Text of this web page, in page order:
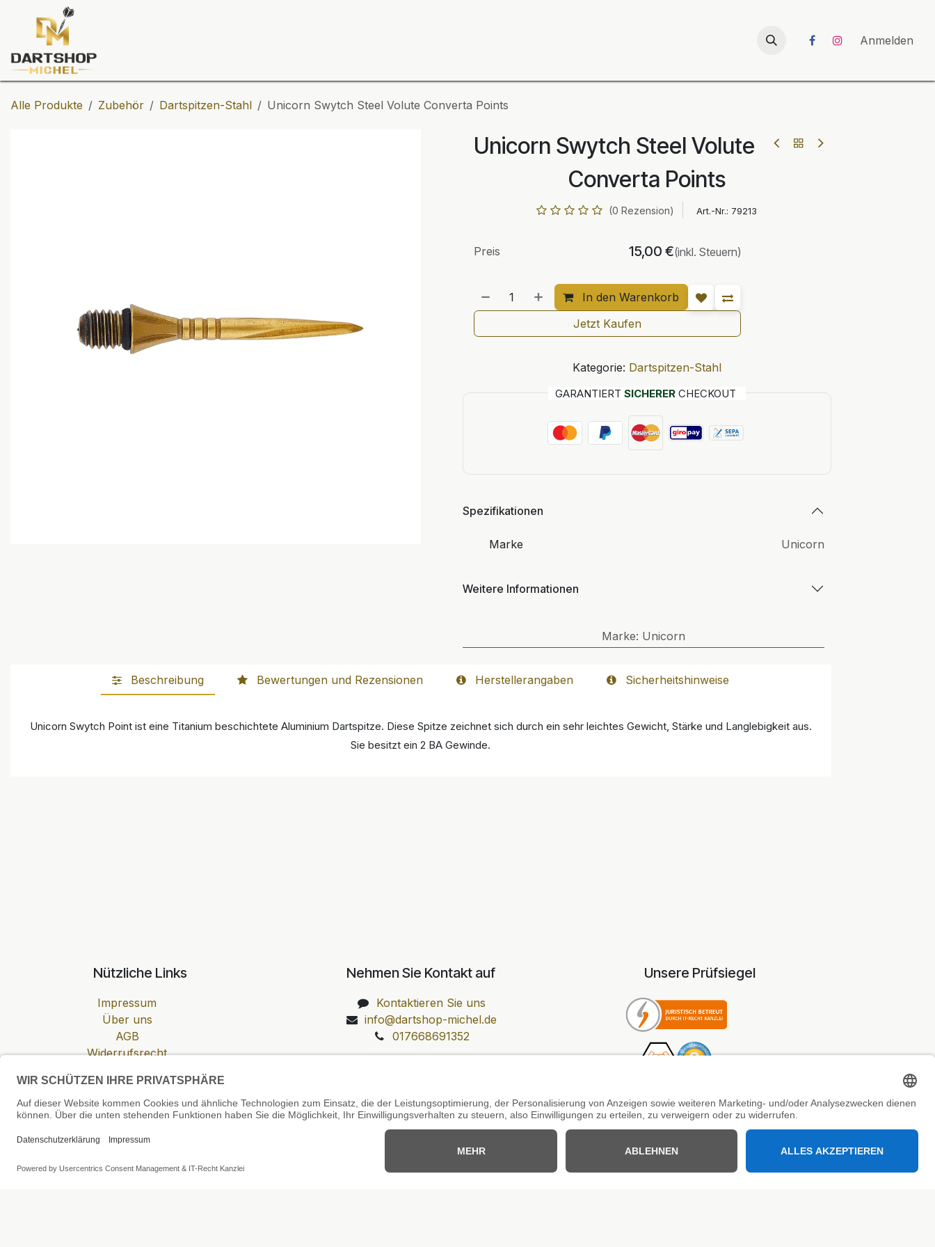
Zum Inhalt springen
UNICORN-Launch 2026 Anmelden
Alle Produkte Zubehör Dartspitzen-Stahl Unicorn Swytch Steel Volute Converta Points
Unicorn Swytch Steel Volute
Converta Points
(0 Rezension) Art.-Nr.: 79213
In den Warenkorb
Preis 15,00 €(inkl. Steuern)
Jetzt Kaufen
Kategorie: Dartspitzen-Stahl
GARANTIERT SICHERERCHECKOUT
Spezifikationen
Marke Unicorn
Weitere Informationen
Marke: Unicorn
Beschreibung Bewertungen und Rezensionen Herstellerangaben Sicherheitshinweise
Unicorn Swytch Point ist eine Titanium beschichtete Aluminium Dartspitze. Diese Spitze zeichnet sich durch ein sehr leichtes Gewicht, Stärke und Langlebigkeit aus.
Sie besitzt ein 2 BA Gewinde.
Nützliche Links
Impressum
Über uns
AGB
Widerrufsrecht
Zahlung & Versand
Cookie-Einstellungen
Nehmen Sie Kontakt auf
Kontaktieren Sie uns
info@dartshop-michel.de
017668691352
Unsere Prüfsiegel